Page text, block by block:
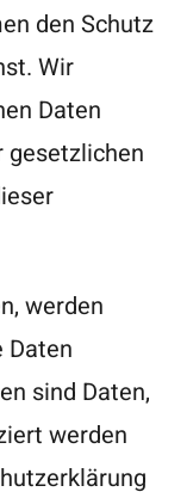
den Schutz
Wir
Daten
gesetzlichen
werden
Daten
sind Daten,
werden